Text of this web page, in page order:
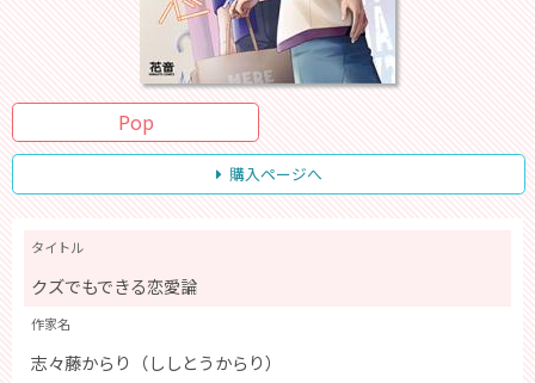
Pop
購入ページへ
タイトル
クズでもできる恋愛論
作家名
志々藤からり（ししとうからり）